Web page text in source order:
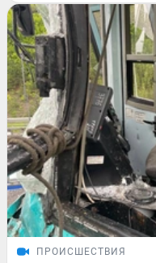
ПРОИСШЕСТВИЯ